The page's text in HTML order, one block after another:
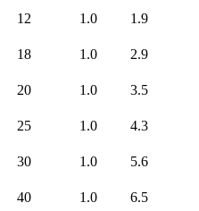
12 1.0
1.9
18 1.0
2.9
20 1.0
3.5
25 1.0
4.3
30 1.0
5.6
40 1.0
6.5